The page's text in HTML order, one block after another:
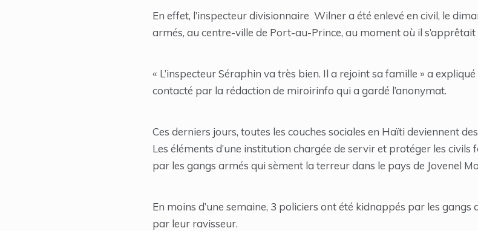
En effet, l’inspecteur divisionnaire Wilner a été enlevé en civil, le
armés, au centre-ville de Port-au-Prince, au moment où il
« L’inspecteur Séraphin va très bien. Il a rejoint sa famille » a
contacté par la rédaction de miroirinfo qui a gardé l’anonymat.
Ces derniers jours, toutes les couches sociales en Haïti deviennent
Les éléments d’une institution chargée de servir et protéger les
par les gangs armés qui sèment la terreur dans le pays de Jovenel
En moins d’une semaine, 3 policiers ont été kidnappés par les
par leur ravisseur.